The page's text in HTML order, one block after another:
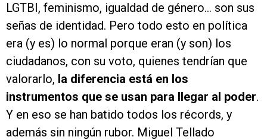
LGTBI, feminismo, igualdad de género… son sus
señas de identidad. Pero todo esto en política
era (y es) lo normal porque eran (y son) los
ciudadanos, con su voto, quienes tendrían que
valorarlo, la diferencia está en los
instrumentos que se usan para llegar al poder.
Y en eso se han batido todos los récords, y
además sin ningún rubor. Miguel Tellado